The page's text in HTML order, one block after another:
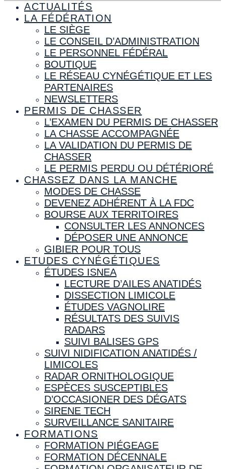
ACTUALITÉS
LA FÉDÉRATION
LE SIÈGE
LE CONSEIL D’ADMINISTRATION
LE PERSONNEL FÉDÉRAL
BOUTIQUE
LE RÉSEAU CYNÉGÉTIQUE ET LES
PARTENAIRES
NEWSLETTERS
PERMIS DE CHASSER
L’EXAMEN DU PERMIS DE CHASSER
LA CHASSE ACCOMPAGNÉE
LA VALIDATION DU PERMIS DE
CHASSER
LE PERMIS PERDU OU DÉTÉRIORÉ
CHASSEZ DANS LA MANCHE
MODES DE CHASSE
DEVENEZ ADHÉRENT À LA FDC
BOURSE AUX TERRITOIRES
CONSULTER LES ANNONCES
DÉPOSER UNE ANNONCE
GIBIER POUR TOUS
ETUDES CYNÉGÉTIQUES
ÉTUDES ISNEA
LECTURE D’AILES ANATIDÉS
DISSECTION LIMICOLE
ÉTUDES VAGNOLIRE
RÉSULTATS DES SUIVIS
RADARS
SUIVI BALISES GPS
SUIVI NIDIFICATION ANATIDÉS /
LIMICOLES
RADAR ORNITHOLOGIQUE
ESPÈCES SUSCEPTIBLES
D’OCCASIONER DES DÉGATS
SIRENE TECH
SURVEILLANCE SANITAIRE
FORMATIONS
FORMATION PIÉGEAGE
FORMATION DÉCENNALE